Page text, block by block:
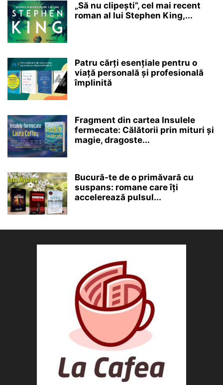
„Să nu clipești”, cel mai recent
roman al lui Stephen King,...
Patru cărți esențiale pentru o
viață personală și profesională
împlinită
Fragment din cartea Insulele
fermecate: Călătorii prin mituri și
magie, dragoste...
Bucură-te de o primăvară cu
suspans: romane care îți
accelerează pulsul...